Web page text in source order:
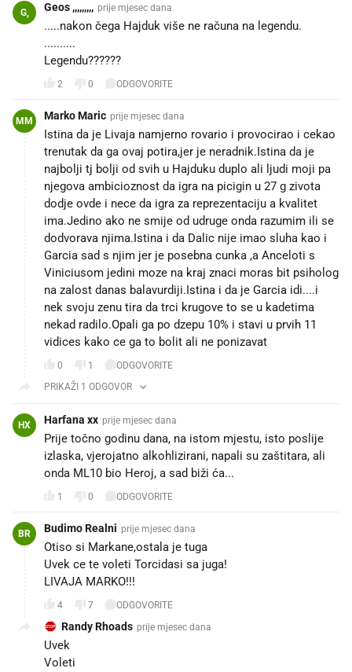
G, Geos ,,,,,,,,, prije mjesec dana
.....nakon čega Hajduk više ne računa na legendu.
..........
Legendu??????
2 0 ODGOVORITE
MM Marko Maric prije mjesec dana
Istina da je Livaja namjerno rovario i provocirao i cekao
trenutak da ga ovaj potira,jer je neradnik.Istina da je
najbolji tj bolji od svih u Hajduku duplo ali ljudi moji pa
njegova ambicioznost da igra na picigin u 27 g zivota
dodje ovde i nece da igra za reprezentaciju a kvalitet
ima.Jedino ako ne smije od udruge onda razumim ili se
dodvorava njima.Istina i da Dalic nije imao sluha kao i
Garcia sad s njim jer je posebna cunka ,a Anceloti s
Viniciusom jedini moze na kraj znaci moras bit psiholog
na zalost danas balavurdiji.Istina i da je Garcia idi....i
nek svoju zenu tira da trci krugove to se u kadetima
nekad radilo.Opali ga po dzepu 10% i stavi u prvih 11
vidices kako ce ga to bolit ali ne ponizavat
0 1
ODGOVORITE
PRIKAŽI 1 ODGOVOR
HX Harfana xx prije mjesec dana
Prije točno godinu dana, na istom mjestu, isto poslije
izlaska, vjerojatno alkohlizirani, napali su zaštitara, ali
onda ML10 bio Heroj, a sad biži ća...
1 0 ODGOVORITE
BR Budimo Realni prije mjesec dana
Otiso si Markane,ostala je tuga
Uvek ce te voleti Torcidasi sa juga!
LIVAJA MARKO!!!
4 7 ODGOVORITE
Randy Rhoads prije mjesec dana
Uvek
Voleti